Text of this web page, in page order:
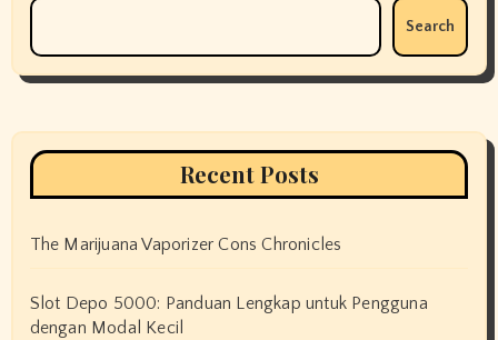
Search
Recent Posts
The Marijuana Vaporizer Cons Chronicles
Slot Depo 5000: Panduan Lengkap untuk Pengguna
dengan Modal Kecil